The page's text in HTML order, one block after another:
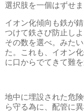
選択肢を一個はずせ
イオン化傾向も鉄が
つけて鉄さび防止し
その数を選べ。みた
た。これも、イオン
に口からでてきて難
地中に埋設された危
ら守る為に、配管に